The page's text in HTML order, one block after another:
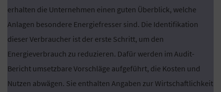
erhalten die Unternehmen einen guten Überblick, welche
Anlagen besondere Energiefresser sind. Die Identifikation
dieser Verbraucher ist der erste Schritt, um den
Energieverbrauch zu reduzieren. Dafür werden im Audit-
Bericht umsetzbare Vorschläge aufgeführt, die Kosten und
Nutzen abwägen. Sie enthalten Angaben zur Wirtschaftlichkeit